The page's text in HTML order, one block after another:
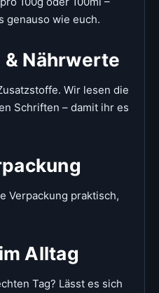
genauso wie euch.
Nährwerte
Wir lesen die
Schriften – damit ihr es
Verpackung praktisch,
Alltag
Tag? Lässt es sich